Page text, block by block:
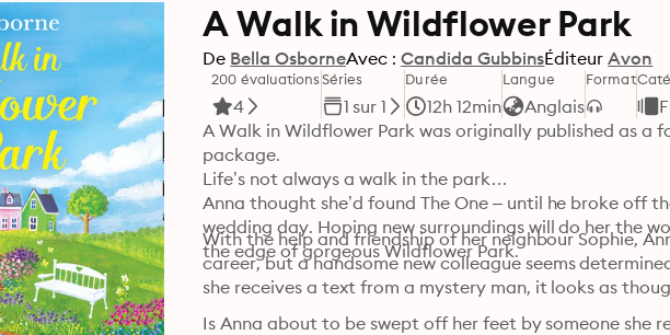
A Walk in Wildflower Park
De Bella OsborneAvec : Candida GubbinsÉditeur Avon
200 évaluations
4
Séries
1 sur 1
Durée
12h 12min
Langue
Anglais
Format
A Walk in Wildflower Park was originally published as a
package.
Life’s not always a walk in the park…
Anna thought she’d found The One – until he broke off
wedding day. Hoping new surroundings will do her the
the edge of gorgeous Wildflower Park.
With the help and friendship of her neighbour Sophie,
career, but a handsome new colleague seems
she receives a text from a mystery man, it looks as
Is Anna about to be swept off her feet by someone she